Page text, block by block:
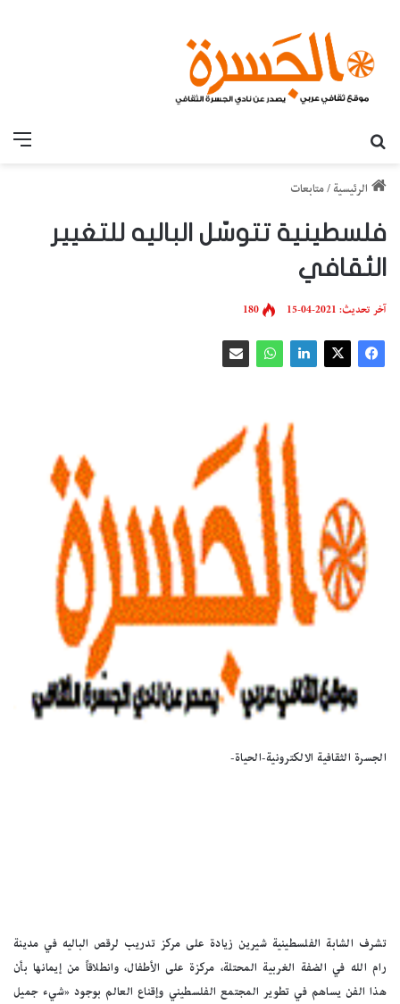
الرئيسية /متابعات
فلسطينية تتوسّل الباليه للتغيير
الثقافي
آخر تحديث: 2021-04-15 180
الجسرة الثقافية الالكترونية-الحياة-
تشرف الشابة الفلسطينية شيرين زيادة على مركز تدريب لرقص الباليه في مدينة
رام الله في الضفة الغربية المحتلة، مركزة على الأطفال، وانطلاقاً من إيمانها بأن
هذا الفن يساهم في تطوير المجتمع الفلسطيني وإقناع العالم بوجود «شيء جميل